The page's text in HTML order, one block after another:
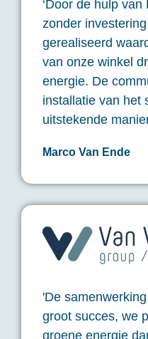
‘Door de hulp
zonder
gerealiseerd
van onze winkel
energie. De
installatie van het
uitstekende
Marco Van Ende
'De
groot succes, we
groene energie